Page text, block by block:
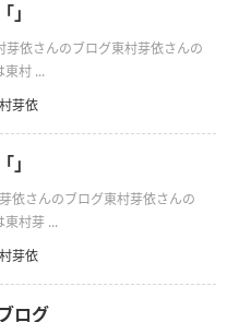
」
依さんのブログ東村芽依さんの
東村 ...
芽依
」
依さんのブログ東村芽依さんの
東村芽 ...
芽依
ログ